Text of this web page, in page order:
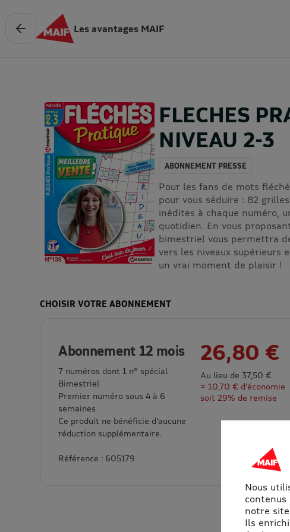
Les avantages MAIF
FLECHES
NIVEAU 2-3
ABONNEMENT PRESSE
Pour les fans de mots
pour vous séduire : 82
inédites à chaque numéro,
quotidien. En vous
bimestriel vous permettra
vers les niveaux supérieurs
un vrai moment de plaisir !
CHOISIR VOTRE ABONNEMENT
Abonnement 12 mois
7 numéros dont 1 n° spécial
Bimestriel
Premier numéro sous 4 à 6
semaines
Ce produit ne bénéficie d’aucune
réduction supplémentaire.
Référence : 605179
26,80 €
Au lieu de 37,50 €
= 10,70 € d’économie
soit 29% de remise
Nous
notre
Ils